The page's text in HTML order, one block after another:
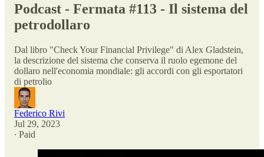
Podcast - Fermata #113 - Il sistema del
petrodollaro
Dal libro "Check Your Financial Privilege" di Alex Gladstein,
la descrizione del sistema che conserva il ruolo egemone del
dollaro nell'economia mondiale: gli accordi con gli esportatori
di petrolio
Federico Rivi
Jul 29, 2023
∙ Paid